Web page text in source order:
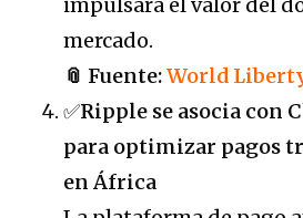
mercado.
📎 Fuente:World
✅Ripple se asocia con
para optimizar pagos
en África